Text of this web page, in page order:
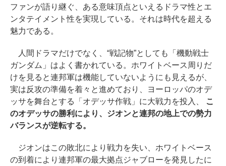
ファンが語り継ぐ、ある意味頂点といえるドラマ性とエ
ンタテイメント性を実現している。それは時代を超える
魅力である。
人間ドラマだけでなく、“戦記物”としても「機動戦士
ガンダム」はよく書かれている。ホワイトベース周りだ
けを見ると連邦軍は機能していないようにも見えるが、
実は反攻の準備を着々と進めており、ヨーロッパのオデ
ッサを舞台とする「オデッサ作戦」に大戦力を投入、
こ
のオデッサの勝利により、ジオンと連邦の地上での勢力
バランスが逆転する。
ジオンはこの敗北により戦力を失い、ホワイトベース
の到着により連邦軍の最大拠点ジャブローを発見したに